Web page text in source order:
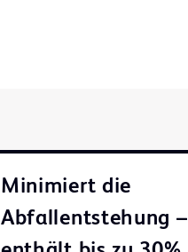
Minimiert die
Abfallentstehung –